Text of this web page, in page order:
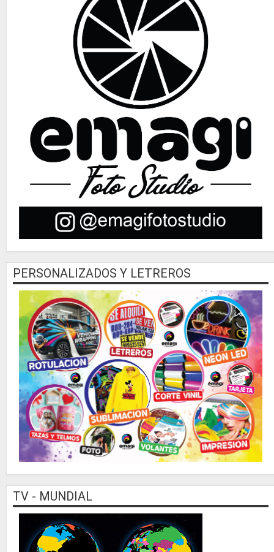
PERSONALIZADOS Y LETREROS
TV - MUNDIAL